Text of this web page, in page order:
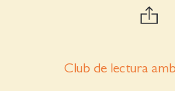
Club de lectura